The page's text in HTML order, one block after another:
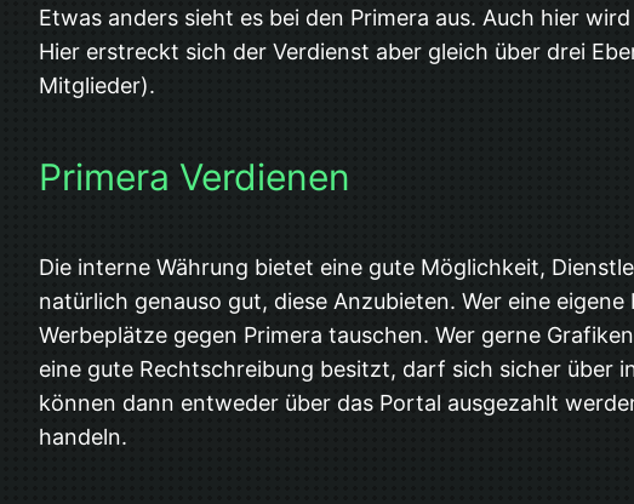
Etwas anders sieht es bei den Primera aus. Auch hier
Hier erstreckt sich der Verdienst aber gleich über drei
Mitglieder).
Primera Verdienen
Die interne Währung bietet eine gute Möglichkeit,
natürlich genauso gut, diese Anzubieten. Wer eine
Werbeplätze gegen Primera tauschen. Wer gerne
eine gute Rechtschreibung besitzt, darf sich sicher über
können dann entweder über das Portal ausgezahlt
handeln.